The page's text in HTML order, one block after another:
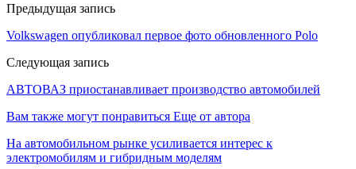
Предыдущая запись
Volkswagen опубликовал первое фото обновленного Polo
Следующая запись
АВТОВАЗ приостанавливает производство автомобилей
Вам также могут понравиться Еще от автора
На автомобильном рынке усиливается интерес к
электромобилям и гибридным моделям